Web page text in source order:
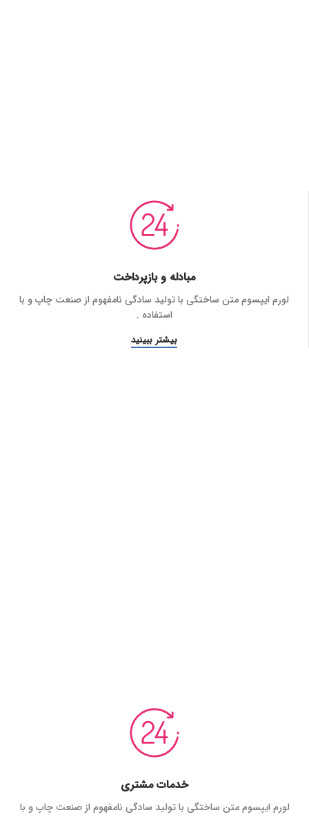
مبادله و بازپرداخت
لورم ایپسوم متن ساختگی با تولید سادگی نامفهوم از صنعت چاپ و با
استفاده .
بیشتر ببینید
خدمات مشتری
لورم ایپسوم متن ساختگی با تولید سادگی نامفهوم از صنعت چاپ و با